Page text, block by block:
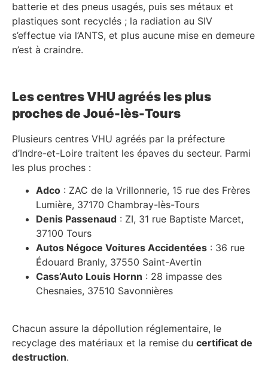
batterie et des pneus usagés, puis ses métaux et
plastiques sont recyclés ; la radiation au SIV
s’effectue via l’ANTS, et plus aucune mise en demeure
n’est à craindre.
Les centres VHU agréés les plus
proches de Joué-lès-Tours
Plusieurs centres VHU agréés par la préfecture
d’Indre-et-Loire traitent les épaves du secteur. Parmi
les plus proches :
Adco : ZAC de la Vrillonnerie, 15 rue des Frères
Lumière, 37170 Chambray-lès-Tours
Denis Passenaud : ZI, 31 rue Baptiste Marcet,
37100 Tours
Autos Négoce Voitures Accidentées : 36 rue
Édouard Branly, 37550 Saint-Avertin
Cass’Auto Louis Hornn : 28 impasse des
Chesnaies, 37510 Savonnières
Chacun assure la dépollution réglementaire, le
recyclage des matériaux et la remise du certificat de
destruction.